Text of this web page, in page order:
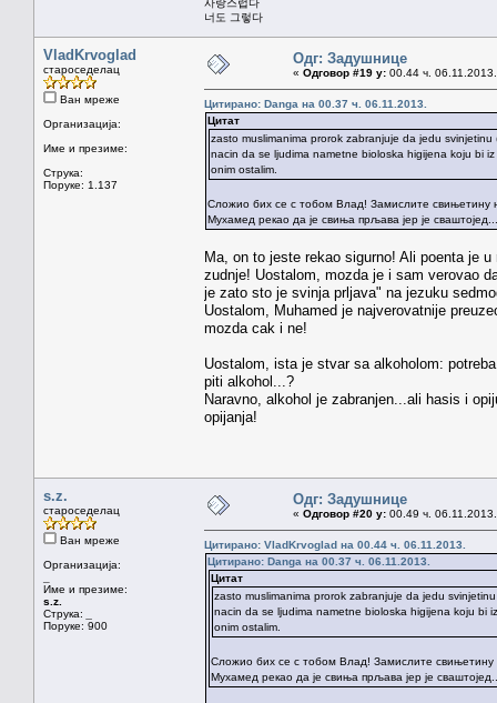
사랑스럽다
너도 그렇다
VladKrvoglad
староседелац
Ван мреже
Организација:
Име и презиме:
Струка:
Поруке: 1.137
Одг: Задушнице
« Одговор #19 у: 00.44 ч.
Цитирано: Danga на 00.37 ч. 06.11.2013.
Цитат
zasto muslimanima prorok zabranjuje da jedu
nacin da se ljudima nametne bioloska higijena koju bi
onim ostalim.
Сложио бих се с тобом Влад! Замислите свињетину
Мухамед рекао да је свиња прљава јер је сваштојед...
Ma, on to jeste rekao sigurno! Ali poenta je
zudnje! Uostalom, mozda je i sam verovao
je zato sto je svinja prljava" na jezuku
Uostalom, Muhamed je najverovatnije
mozda cak i ne!
Uostalom, ista je stvar sa alkoholom:
piti alkohol...?
Naravno, alkohol je zabranjen...ali hasis i
opijanja!
s.z.
староседелац
Ван мреже
Организација:
Име и презиме:
s.z.
Струка:
Поруке: 900
Одг: Задушнице
« Одговор #20 у: 00.49 ч.
Цитирано: VladKrvoglad на 00.44 ч. 06.11.2013.
Цитирано: Danga на 00.37 ч. 06.11.2013.
Цитат
zasto muslimanima prorok zabranjuje da jedu
nacin da se ljudima nametne bioloska higijena koju bi
onim ostalim.
Сложио бих се с тобом Влад! Замислите свињетину
Мухамед рекао да је свиња прљава јер је